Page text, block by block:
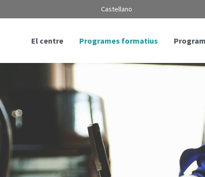
Castellano
El centre Programes formatius